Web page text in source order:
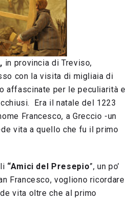
in provincia di Treviso,
con la visita di migliaia di
affascinate per le peculiarità e
Era il natale del 1223
Francesco, a Greccio -un
vita a quello che fu il primo
“Amici del Presepio”, un po’
Francesco, vogliono ricordare
vita oltre che al primo